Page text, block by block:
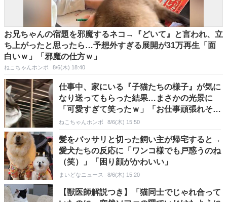
お兄ちゃんの宿題を邪魔するネコ→『どいて』と言われ、立
ち上がったと思ったら…予想外すぎる展開が31万再生「面
白いｗ」「邪魔の仕方ｗ」
ねこちゃんホンポ 8/6(木) 18:40
仕事中、家にいる『子猫たちの様子』が気に
なり送ってもらった結果…まさかの光景に
「可愛すぎて笑ったｗ」「お仕事頑張れそう
だねｗ」の声
ねこちゃんホンポ 8/6(木) 15:50
髪をバッサリと切った飼い主が帰宅すると→
愛犬たちの反応に「ワンコ様でも戸惑うのね
（笑）」「困り顔がかわいい」
まいどなニュース 8/6(木) 15:20
【獣医師解説つき】「猫同士でじゃれ合って